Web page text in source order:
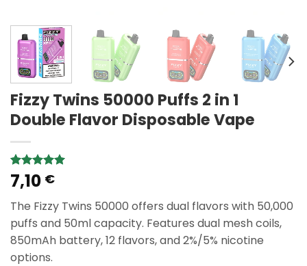
Fizzy Twins 50000 Puffs 2 in 1
Double Flavor Disposable Vape
Rated 5.00
out of 5
4
customer
ratings
7,10 €
The Fizzy Twins 50000 offers dual flavors with 50,000
puffs and 50ml capacity. Features dual mesh coils,
850mAh battery, 12 flavors, and 2%/5% nicotine
options.